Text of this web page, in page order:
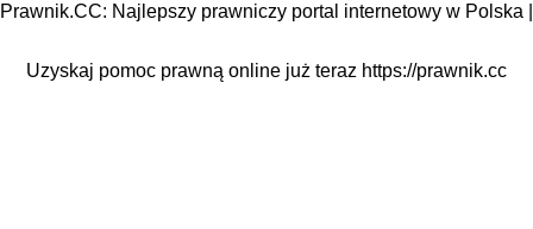
Prawnik.CC: Najlepszy prawniczy portal internetowy w Polska |
Uzyskaj pomoc prawną online już teraz https://prawnik.cc